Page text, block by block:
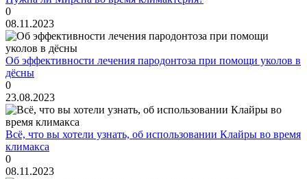
0
08.11.2023
Об эффективности лечения пародонтоза при помощи уколов в
дёсны
0
23.08.2023
Всё, что вы хотели узнать, об использовании Клайры во время
климакса
0
08.11.2023